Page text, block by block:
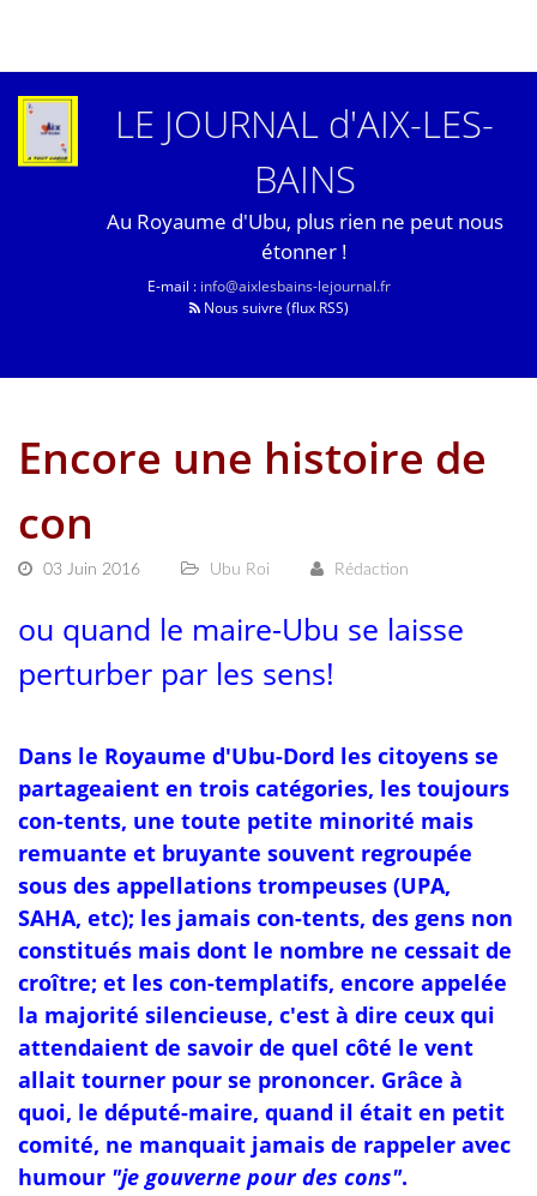
LE JOURNAL d'AIX-LES-
BAINS
Au Royaume d'Ubu, plus rien ne peut nous
étonner !
E-mail : info@aixlesbains-lejournal.fr
Nous suivre (flux RSS)
Encore une histoire de
con
03 Juin 2016 Ubu Roi Rédaction
ou quand le maire-Ubu se laisse
perturber par les sens!
Dans le Royaume d'Ubu-Dord les citoyens se
partageaient en trois catégories, les toujours
con-tents, une toute petite minorité mais
remuante et bruyante souvent regroupée
sous des appellations trompeuses (UPA,
SAHA, etc); les jamais con-tents, des gens non
constitués mais dont le nombre ne cessait de
croître; et les con-templatifs, encore appelée
la majorité silencieuse, c'est à dire ceux qui
attendaient de savoir de quel côté le vent
allait tourner pour se prononcer. Grâce à
quoi, le député-maire, quand il était en petit
comité, ne manquait jamais de rappeler avec
humour "je gouverne pour des cons".